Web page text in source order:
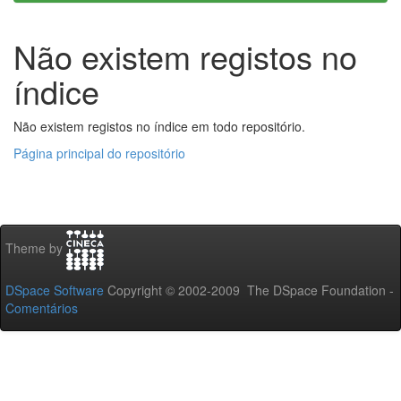
Não existem registos no
índice
Não existem registos no índice em todo repositório.
Página principal do repositório
Theme by
DSpace Software Copyright © 2002-2009 The DSpace Foundation -
Comentários